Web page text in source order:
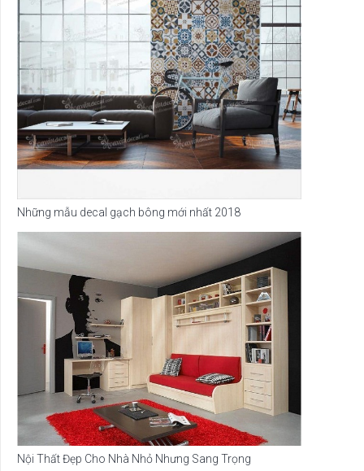
Những mẫu decal gạch bông mới nhất 2018
Nội Thất Đẹp Cho Nhà Nhỏ Nhưng Sang Trọng